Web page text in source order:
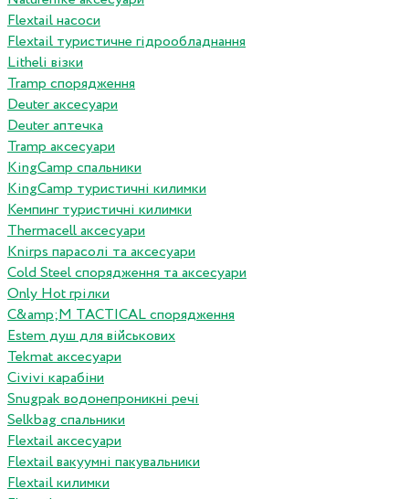
Flextail насоси
Flextail туристичне гідрообладнання
Litheli візки
Tramp спорядження
Deuter аксесуари
Deuter аптечка
Tramp аксесуари
KingCamp спальники
KingCamp туристичні килимки
Кемпинг туристичні килимки
Thermacell аксесуари
Knirps парасолі та аксесуари
Cold Steel спорядження та аксесуари
Only Hot грілки
C&amp;M TACTICAL спорядження
Estem душ для військових
Tekmat аксесуари
Сivivi карабіни
Snugpak водонепроникні речі
Selkbag спальники
Flextail аксесуари
Flextail вакуумні пакувальники
Flextail килимки